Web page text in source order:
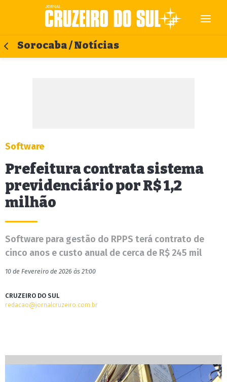
Sorocaba / Notícias
Software
Prefeitura contrata sistema
previdenciário por R$ 1,2
milhão
Software para gestão do RPPS terá contrato de
cinco anos e custo anual de cerca de R$ 245 mil
10 de Fevereiro de 2026 às 21:00
CRUZEIRO DO SUL
redacao@jornalcruzeiro.com.br